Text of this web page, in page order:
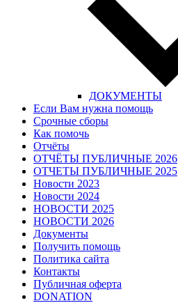
ДОКУМЕНТЫ
Если Вам нужна помощь
Срочные сборы
Как помочь
Отчёты
ОТЧЁТЫ ПУБЛИЧНЫЕ 2026
ОТЧЕТЫ ПУБЛИЧНЫЕ 2025
Новости 2023
Новости 2024
НОВОСТИ 2025
НОВОСТИ 2026
Документы
Получить помощь
Политика сайта
Контакты
Публичная оферта
DONATION